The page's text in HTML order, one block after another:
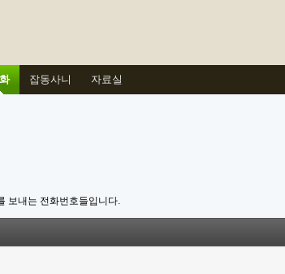
잡동사니 자료실
보내는 전화번호들입니다.